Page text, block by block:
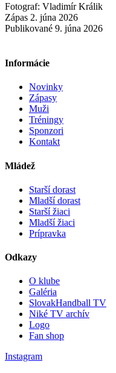
Fotograf: Vladimír Králik
Zápas 2. júna 2026
Publikované 9. júna 2026
Informácie
Novinky
Zápasy
Muži
Tréningy
Sponzori
Kontakt
Mládež
Starší dorast
Mladší dorast
Starší žiaci
Mladší žiaci
Prípravka
Odkazy
O klube
Galéria
SlovakHandball TV
Niké TV archív
Logo
Fan shop
Instagram